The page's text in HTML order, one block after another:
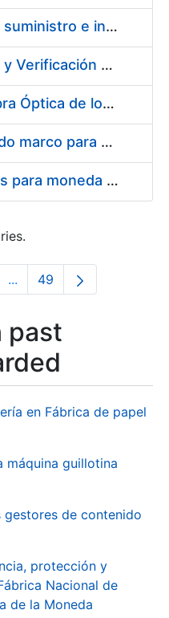
Acuerdo marco para el suministro e instalación de persianas, estores y otros complementos
Servicio de Calibración y Verificación Externa de los Equipos de Medición del Servicio de Prevención de la FNMT-RCM
Conexión mediante Fibra Óptica de los Centros de Proceso de Datos (CPDs) de las sedes de la FNMT-RCM de Burgos y Madrid
Contratación de acuerdo marco para el Suministro de Material de Electricidad para la Fábrica Nacional de Moneda y Timbre-Real Casa de la Moneda en su centro de trabajo de Burgos
Suministro de estuches para moneda de 30 €
...Intermediate Pages Use
Page
49
past
en Fábrica de papel
máquina guillotina
de contenido
protección y
Nacional de
de la Moneda